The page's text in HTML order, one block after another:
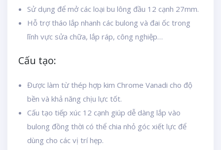
Sử dụng để mở các loại bu lông đầu 12 cạnh 27mm.
Hỗ trợ tháo lắp nhanh các bulong và đai ốc trong
lĩnh vực sửa chữa, lắp ráp, công nghiệp…
Cấu tạo:
Được làm từ thép hợp kim Chrome Vanadi cho độ
bền và khả năng chịu lực tốt.
Cấu tạo tiếp xúc 12 cạnh giúp dễ dàng lắp vào
bulong đồng thời có thể chia nhỏ góc xiết lực để
dùng cho các vị trí hẹp.